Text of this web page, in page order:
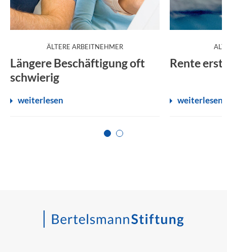
ÄLTERE ARBEITNEHMER:
Längere Beschäftigung oft
schwierig
weiterlesen
Rente erst
weiterlesen
Zur Seite 1
Zur Seite 2